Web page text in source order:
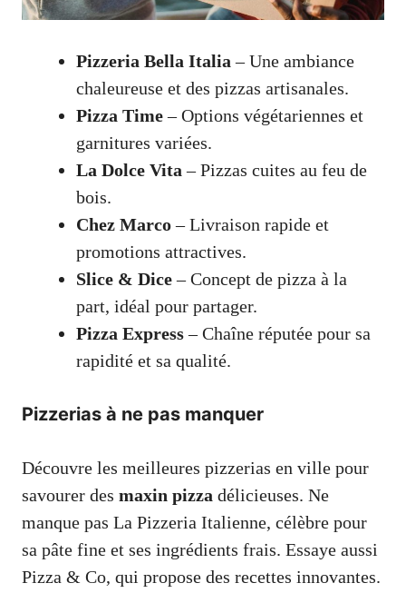
Pizzeria Bella Italia – Une ambiance
chaleureuse et des pizzas artisanales.
Pizza Time– Options végétariennes et
garnitures variées.
La Dolce Vita – Pizzas cuites au feu de
bois.
Chez Marco– Livraison rapide et
promotions attractives.
Slice & Dice– Concept de pizza à la
part, idéal pour partager.
Pizza Express– Chaîne réputée pour sa
rapidité et sa qualité.
Pizzerias à ne pas manquer
Découvre les meilleures pizzerias en ville pour
savourer des maxin pizza délicieuses. Ne
manque pas La Pizzeria Italienne, célèbre pour
sa pâte fine et ses ingrédients frais. Essaye aussi
Pizza & Co, qui propose des recettes innovantes.